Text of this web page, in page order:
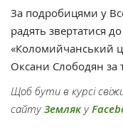
За подробицями у
радять звертатися
«Коломийчанський
Оксани Слободян за
Щоб бути в курсі
сайтуЗемляку